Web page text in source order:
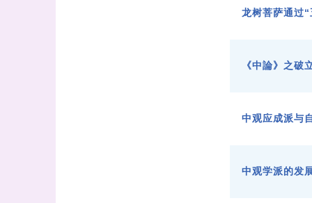
龙树菩萨通过
《中論》之破
中观应成派与
中观学派的发